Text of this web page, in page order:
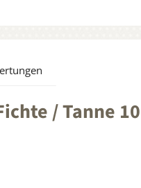
/ Tanne